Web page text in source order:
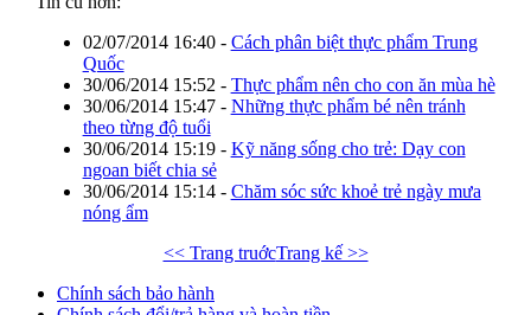
02/07/2014 16:40- Cách phân biệt thực phẩm Trung
Quốc
30/06/2014 15:52 - Thực phẩm nên cho con ăn mùa hè
30/06/2014 15:47- Những thực phẩm bé nên tránh
theo từng độ tuổi
30/06/2014 15:19- Kỹ năng sống cho trẻ: Dạy con
ngoan biết chia sẻ
30/06/2014 15:14- Chăm sóc sức khoẻ trẻ ngày mưa
nóng ẩm
<< Trang truớcTrang kế >>
Chính sách bảo hành